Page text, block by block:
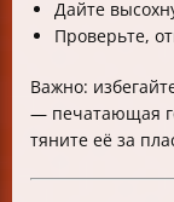
Дайте
Проверьте,
Важно:
— печатающая
тяните её за